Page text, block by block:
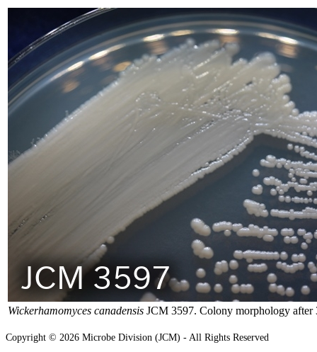
Wickerhamomyces canadensis JCM 3597. Colony morphology after
Copyright © 2026 Microbe Division (JCM) - All Rights Reserved